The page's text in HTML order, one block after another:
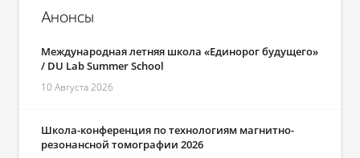
Анонсы
Международная летняя школа «Единорог будущего»
/ DU Lab Summer School
10 Августа 2026
Школа-конференция по технологиям магнитно-
резонансной томографии 2026